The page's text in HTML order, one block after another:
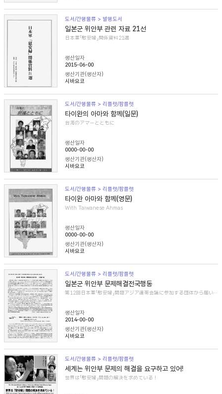
도서/간행물류 > 발행도서
일본군 위안부 관련 자료 21선
日本軍「慰安婦」関係資料21選
생산일자
2015-06-00
생산기관(생산자)
시바요코
도서/간행물류 > 리플렛/팜플렛
타이완의 아마와 함께(일문)
台湾のアマーとともに
생산일자
0000-00-00
생산기관(생산자)
시바요코
도서/간행물류 > 리플렛/팜플렛
타이완 아마와 함께(영문)
With Taiwanese Ahmas
생산일자
0000-00-00
생산기관(생산자)
시바요코
도서/간행물류 > 리플렛/팜플렛
일본군 위안부 문제해결전국행동
第12回日本軍「慰安婦」問題アジア連帯会議に参加する団体から届いた紹介文
생산일자
2014-00-00
생산기관(생산자)
시바요코
도서/간행물류 > 리플렛/팜플렛
세계는 위안부 문제의 해결을 요구하고 있어!
世界は「慰安婦」問題の解決を求めている！